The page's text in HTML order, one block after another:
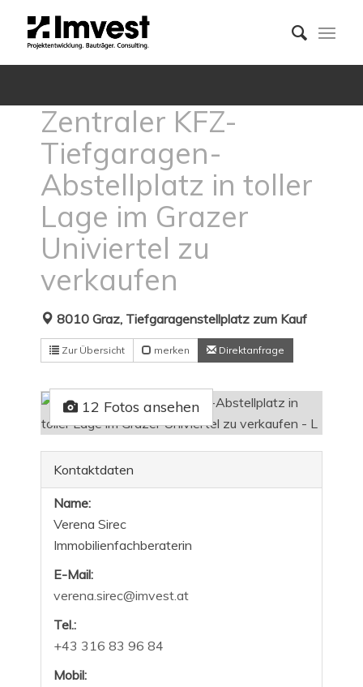
Zentraler KFZ-
Tiefgaragen-
Abstellplatz in toller
Lage im Grazer
Univiertel zu
verkaufen
8010 Graz, Tiefgaragenstellplatz zum Kauf
Zur Übersicht merken Direktanfrage
12 Fotos ansehen
Kontaktdaten
Name:
Verena Sirec
Immobilienfachberaterin
E-Mail:
verena.sirec@imvest.at
Tel.:
+43 316 83 96 84
Mobil: